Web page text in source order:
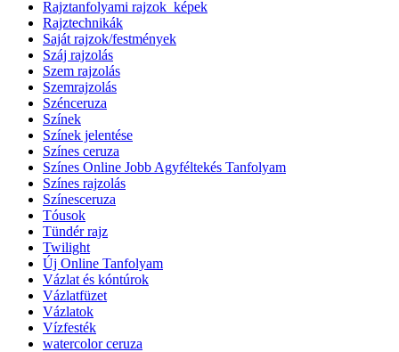
Rajztanfolyami rajzok_képek
Rajztechnikák
Saját rajzok/festmények
Száj rajzolás
Szem rajzolás
Szemrajzolás
Szénceruza
Színek
Színek jelentése
Színes ceruza
Színes Online Jobb Agyféltekés Tanfolyam
Színes rajzolás
Színesceruza
Tóusok
Tündér rajz
Twilight
Új Online Tanfolyam
Vázlat és kóntúrok
Vázlatfüzet
Vázlatok
Vízfesték
watercolor ceruza